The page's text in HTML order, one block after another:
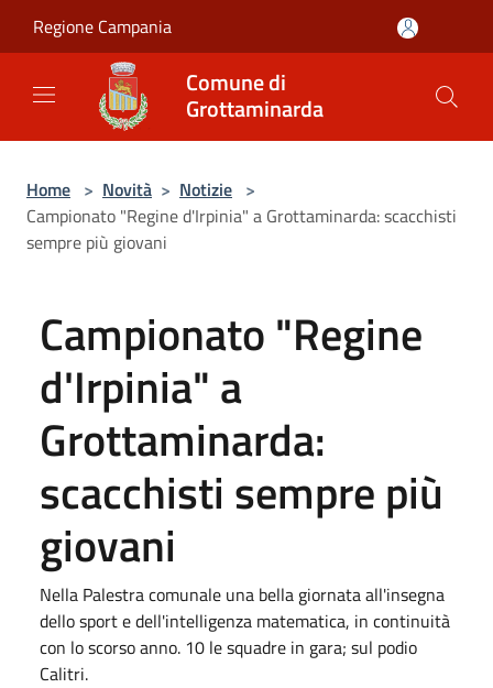
Regione Campania
Comune di
Grottaminarda
Home > Novità > Notizie >
Campionato "Regine d'Irpinia" a Grottaminarda: scacchisti
sempre più giovani
Campionato "Regine
d'Irpinia" a
Grottaminarda:
scacchisti sempre più
giovani
Nella Palestra comunale una bella giornata all'insegna
dello sport e dell'intelligenza matematica, in continuità
con lo scorso anno. 10 le squadre in gara; sul podio
Calitri.